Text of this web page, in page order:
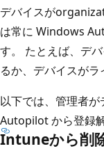
デバイスが
は常に Windows
す。 たとえば、デ
るか、デバイスがラ
以下では、管理者
Autopilot から登録
Intuneから削